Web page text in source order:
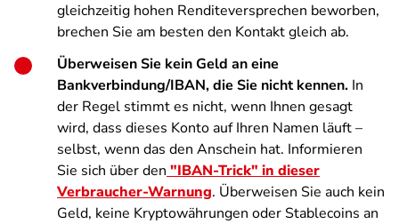
gleichzeitig hohen Renditeversprechen beworben,
brechen Sie am besten den Kontakt gleich ab.
Überweisen Sie kein Geld an eine
Bankverbindung/IBAN, die Sie nicht kennen. In
der Regel stimmt es nicht, wenn Ihnen gesagt
wird, dass dieses Konto auf Ihren Namen läuft –
selbst, wenn das den Anschein hat. Informieren
Sie sich über den "IBAN-Trick" in dieser
Verbraucher-Warnung. Überweisen Sie auch kein
Geld, keine Kryptowährungen oder Stablecoins an